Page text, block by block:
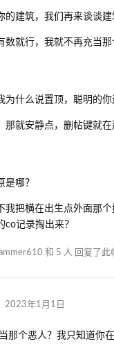
的建筑，我们再来谈谈建
数就行，我就不再充当
为什么说置顶，聪明的你
那就安静点，删帖键就在
是哪？
我把横在出生点外面那
co记录掏出来？
和 5 人 回复了此
2023年1月1日
那个恶人？我只知道你